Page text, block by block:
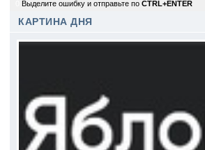
Выделите ошибку и отправьте по CTRL+ENTER
КАРТИНА ДНЯ